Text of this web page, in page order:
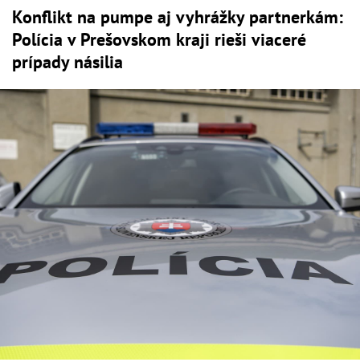
Konflikt na pumpe aj vyhrážky partnerkám:
Polícia v Prešovskom kraji rieši viaceré
prípady násilia